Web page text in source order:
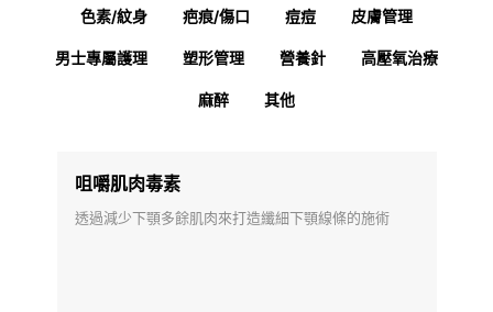
色素/紋身 疤痕/傷口 痘痘 皮膚管理
男士專屬護理 塑形管理 營養針 高壓氧治療
麻醉 其他
咀嚼肌肉毒素
透過減少下顎多餘肌肉來打造纖細下顎線條的施術